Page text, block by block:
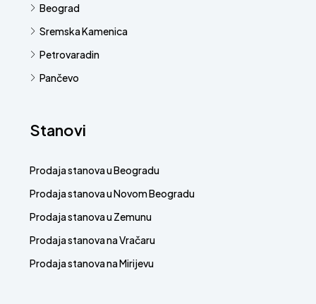
Beograd
Sremska Kamenica
Petrovaradin
Pančevo
Stanovi
Prodaja stanova u Beogradu
Prodaja stanova u Novom Beogradu
Prodaja stanova u Zemunu
Prodaja stanova na Vračaru
Prodaja stanova na Mirijevu